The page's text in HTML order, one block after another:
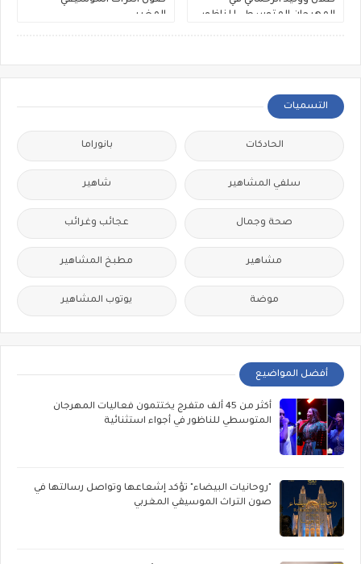
المهرجان المتوسطي للناظور
المغربي
التسميات
الحادكات بانوراما
سلفي المشاهير شاهير
صحة وجمال عجائب وغرائب
مشاهير مطبخ المشاهير
موضة يوتوب المشاهير
أفضل المواضيع
أكثر من 45 ألف متفرج يختتمون فعاليات المهرجان
المتوسطي للناظور في أجواء استثنائية
"روحانيات البيضاء" تؤكد إشعاعها وتواصل رسالتها في
صون التراث الموسيقي المغربي